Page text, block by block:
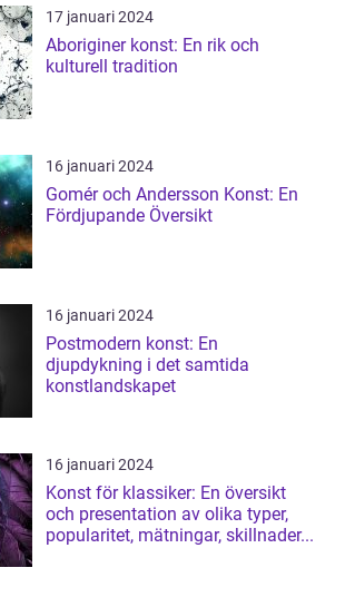
17 januari 2024
Aboriginer konst: En rik och
kulturell tradition
16 januari 2024
Gomér och Andersson Konst: En
Fördjupande Översikt
16 januari 2024
Postmodern konst: En
djupdykning i det samtida
konstlandskapet
16 januari 2024
Konst för klassiker: En översikt
och presentation av olika typer,
popularitet, mätningar, skillnader...